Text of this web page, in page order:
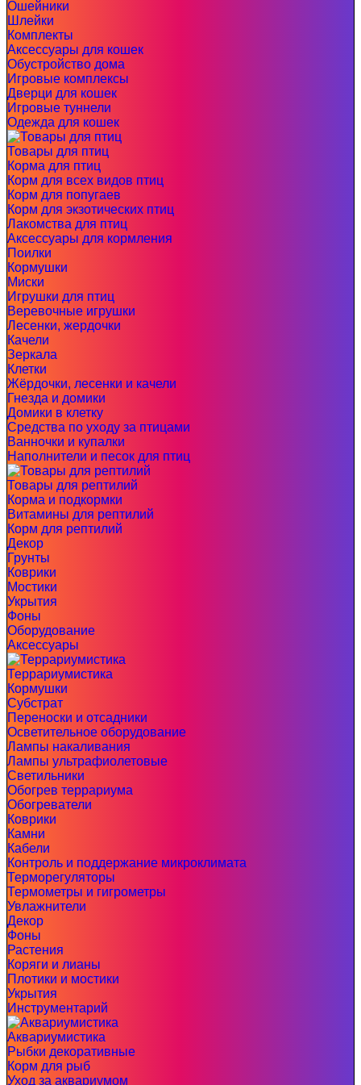
Ошейники
Шлейки
Комплекты
Аксессуары для кошек
Обустройство дома
Игровые комплексы
Дверци для кошек
Игровые туннели
Одежда для кошек
Товары для птиц
Корма для птиц
Корм для всех видов птиц
Корм для попугаев
Корм для экзотических птиц
Лакомства для птиц
Аксессуары для кормления
Поилки
Кормушки
Миски
Игрушки для птиц
Веревочные игрушки
Лесенки, жердочки
Качели
Зеркала
Клетки
Жёрдочки, лесенки и качели
Гнезда и домики
Домики в клетку
Средства по уходу за птицами
Ванночки и купалки
Наполнители и песок для птиц
Товары для рептилий
Корма и подкормки
Витамины для рептилий
Корм для рептилий
Декор
Грунты
Коврики
Мостики
Укрытия
Фоны
Оборудование
Аксессуары
Террариумистика
Кормушки
Субстрат
Переноски и отсадники
Осветительное оборудование
Лампы накаливания
Лампы ультрафиолетовые
Светильники
Обогрев террариума
Обогреватели
Коврики
Камни
Кабели
Контроль и поддержание микроклимата
Терморегуляторы
Термометры и гигрометры
Увлажнители
Декор
Фоны
Растения
Коряги и лианы
Плотики и мостики
Укрытия
Инструментарий
Аквариумистика
Рыбки декоративные
Корм для рыб
Уход за аквариумом